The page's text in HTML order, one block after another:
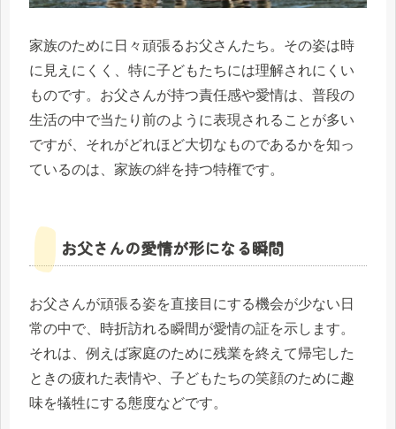
家族のために日々頑張るお父さんたち。その姿は時
に見えにくく、特に子どもたちには理解されにくい
ものです。お父さんが持つ責任感や愛情は、普段の
生活の中で当たり前のように表現されることが多い
ですが、それがどれほど大切なものであるかを知っ
ているのは、家族の絆を持つ特権です。
お父さんの愛情が形になる瞬間
お父さんが頑張る姿を直接目にする機会が少ない日
常の中で、時折訪れる瞬間が愛情の証を示します。
それは、例えば家庭のために残業を終えて帰宅した
ときの疲れた表情や、子どもたちの笑顔のために趣
味を犠牲にする態度などです。